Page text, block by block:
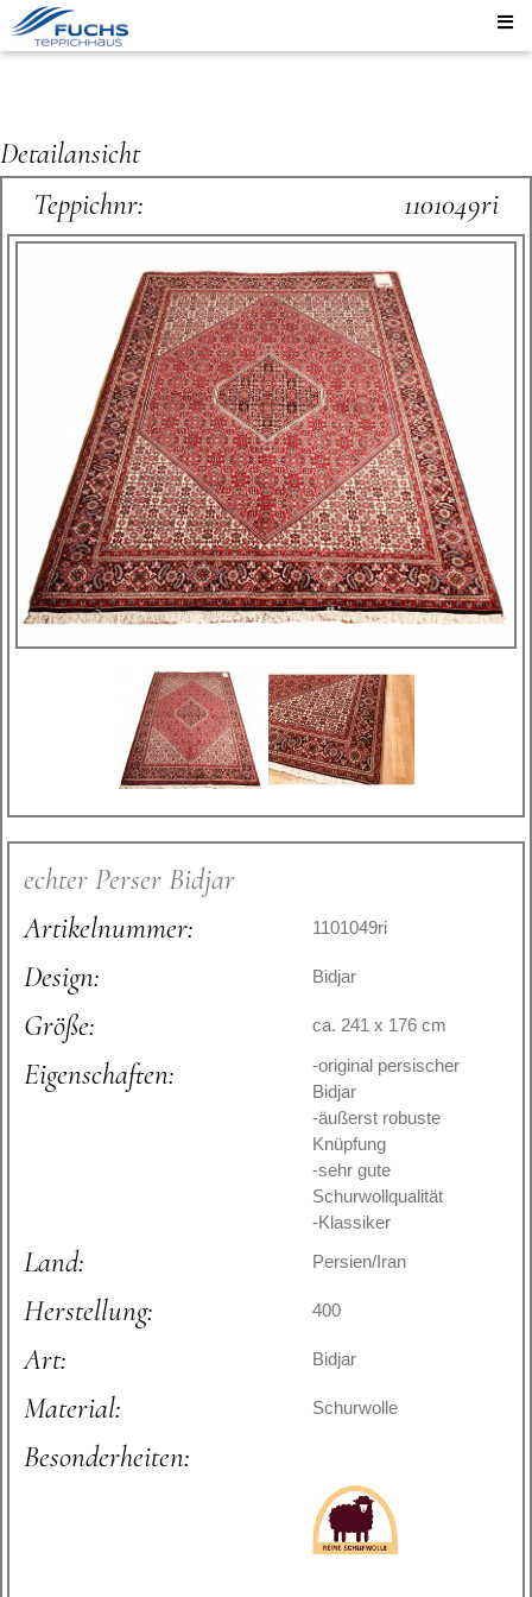
Detailansicht
Teppichnr:
1101049ri
echter Perser Bidjar
Artikelnummer:
1101049ri
Design: Bidjar
Größe: ca. 241 x 176 cm
Eigenschaften:
-original persischer
Bidjar
-äußerst robuste
Knüpfung
-sehr gute
Schurwollqualität
-Klassiker
Land: Persien/Iran
Herstellung: 400
Art: Bidjar
Material: Schurwolle
Besonderheiten: